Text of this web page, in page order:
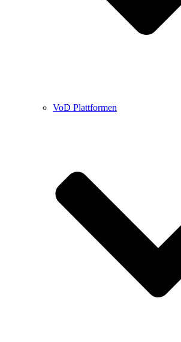
VoD Plattformen